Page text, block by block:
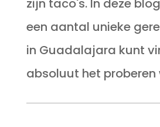
zijn taco's. In deze
een aantal unieke
in Guadalajara kunt
absoluut het